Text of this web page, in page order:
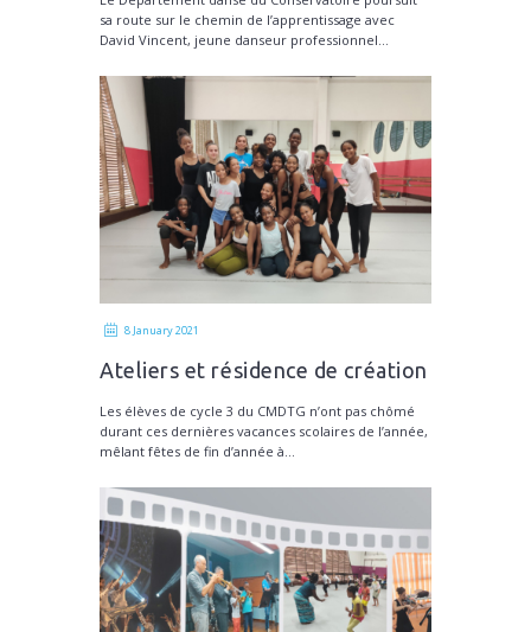
sa route sur le chemin de l’apprentissage avec
David Vincent, jeune danseur professionnel...
8 January 2021
Ateliers et résidence de création
Les élèves de cycle 3 du CMDTG n’ont pas chômé
durant ces dernières vacances scolaires de l’année,
mêlant fêtes de fin d’année à...